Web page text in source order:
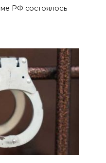
РФ состоялось